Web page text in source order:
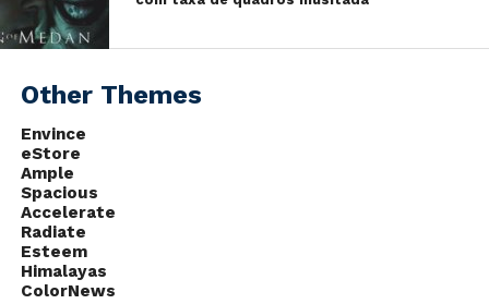
oficial do anúncio pela conta da Insomniac:
We’re pleased to announce the
release of the
Game of the Year Edition! More
info here:
— Insomniac Games
(@insomniacgames)
2019
Other Themes
Envince
eStore
Ample
Spacious
Accelerate
Radiate
Esteem
Himalayas
ColorNews